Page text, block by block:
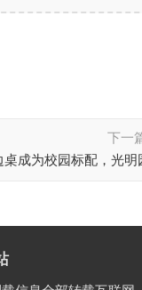
下一
桌成为校园标配，光